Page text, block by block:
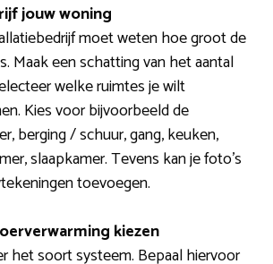
jouw woning
moet weten hoe groot de
Maak een schatting van het aantal
welke ruimtes je wilt
Kies voor bijvoorbeeld de
berging / schuur, gang, keuken,
slaapkamer. Tevens kan je foto’s
toevoegen.
kiezen
het soort systeem. Bepaal hiervoor